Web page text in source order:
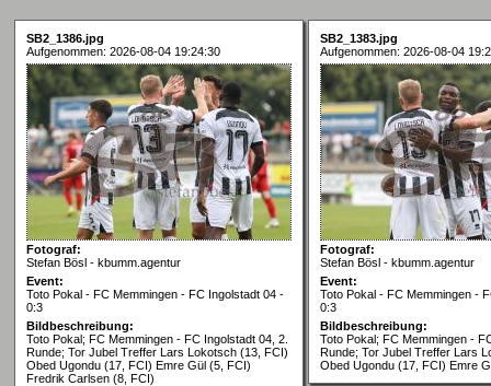
SB2_1386.jpg
Aufgenommen: 2026-08-04 19:24:30
Fotograf:
Stefan Bösl - kbumm.agentur
Event:
Toto Pokal - FC Memmingen - FC Ingolstadt 04 -
0:3
Bildbeschreibung:
Toto Pokal; FC Memmingen - FC Ingolstadt 04, 2.
Runde; Tor Jubel Treffer Lars Lokotsch (13, FCI)
Obed Ugondu (17, FCI) Emre Gül (5, FCI)
Fredrik Carlsen (8, FCI)
SB2_1383.jpg
Aufgenommen: 2026-08-04
Fotograf:
Stefan Bösl - kbumm.agentur
Event:
Toto Pokal - FC Memmingen -
0:3
Bildbeschreibung:
Toto Pokal; FC Memmingen -
Runde; Tor Jubel Treffer Lars
Obed Ugondu (17, FCI) Emre